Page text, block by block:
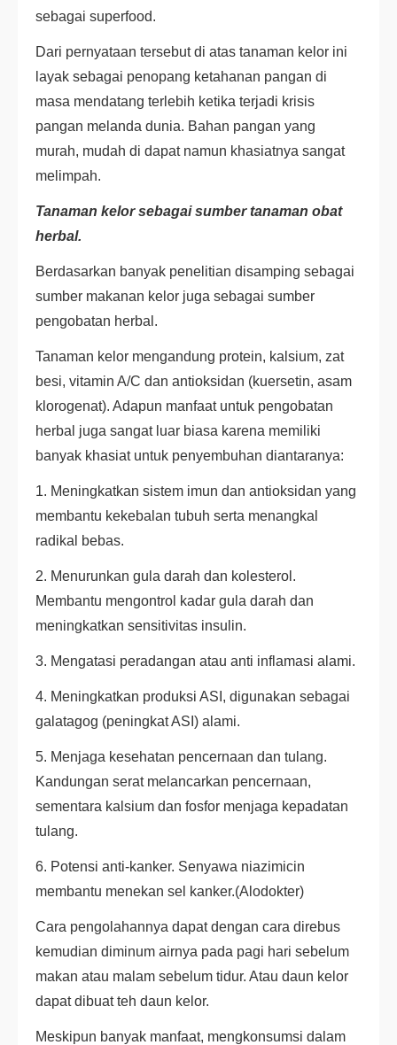
sebagai superfood.
Dari pernyataan tersebut di atas tanaman kelor ini
layak sebagai penopang ketahanan pangan di
masa mendatang terlebih ketika terjadi krisis
pangan melanda dunia. Bahan pangan yang
murah, mudah di dapat namun khasiatnya sangat
melimpah.
Tanaman kelor sebagai sumber tanaman obat
herbal.
Berdasarkan banyak penelitian disamping sebagai
sumber makanan kelor juga sebagai sumber
pengobatan herbal.
Tanaman kelor mengandung protein, kalsium, zat
besi, vitamin A/C dan antioksidan (kuersetin, asam
klorogenat). Adapun manfaat untuk pengobatan
herbal juga sangat luar biasa karena memiliki
banyak khasiat untuk penyembuhan diantaranya:
1. Meningkatkan sistem imun dan antioksidan yang
membantu kekebalan tubuh serta menangkal
radikal bebas.
2. Menurunkan gula darah dan kolesterol.
Membantu mengontrol kadar gula darah dan
meningkatkan sensitivitas insulin.
3. Mengatasi peradangan atau anti inflamasi alami.
4. Meningkatkan produksi ASI, digunakan sebagai
galatagog (peningkat ASI) alami.
5. Menjaga kesehatan pencernaan dan tulang.
Kandungan serat melancarkan pencernaan,
sementara kalsium dan fosfor menjaga kepadatan
tulang.
6. Potensi anti-kanker. Senyawa niazimicin
membantu menekan sel kanker.(Alodokter)
Cara pengolahannya dapat dengan cara direbus
kemudian diminum airnya pada pagi hari sebelum
makan atau malam sebelum tidur. Atau daun kelor
dapat dibuat teh daun kelor.
Meskipun banyak manfaat, mengkonsumsi dalam